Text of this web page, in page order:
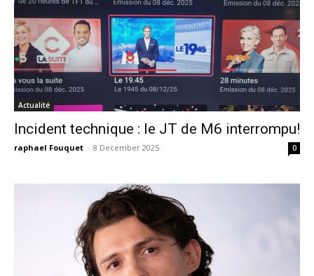
Actualité
Incident technique : le JT de M6 interrompu!
raphael Fouquet - 8 December 2025 0